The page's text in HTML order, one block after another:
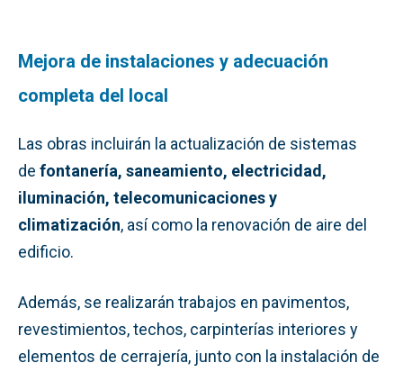
Mejora de instalaciones y adecuación
completa del local
Las obras incluirán la actualización de sistemas
de fontanería, saneamiento, electricidad,
iluminación, telecomunicaciones y
climatización, así como la renovación de aire del
edificio.
Además, se realizarán trabajos en pavimentos,
revestimientos, techos, carpinterías interiores y
elementos de cerrajería, junto con la instalación de